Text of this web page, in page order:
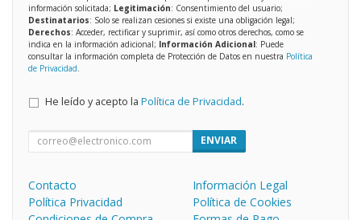
información solicitada; Legitimación: Consentimiento del usuario;
Destinatarios: Solo se realizan cesiones si existe una obligación legal;
Derechos: Acceder, rectificar y suprimir, así como otros derechos, como se
indica en la información adicional; Información Adicional: Puede
consultar la información completa de Protección de Datos en nuestra Política
de Privacidad
He leído y acepto la Política de Privacidad.
ENVIAR
Contacto
Información Legal
Política Privacidad
Política de Cookies